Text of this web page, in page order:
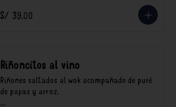
S/ 39.00
Riñoncitos al vino
Riñones saltados al wok acompañado de puré
de papas y arroz.